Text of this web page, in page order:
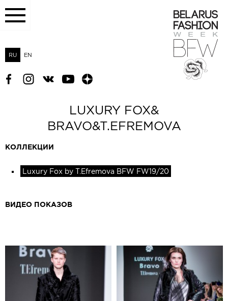
RU EN
LUXURY FOX&
BRAVO&T.EFREMOVA
КОЛЛЕКЦИИ
Luxury Fox by T.Efremova BFW FW19/20
ВИДЕО ПОКАЗОВ